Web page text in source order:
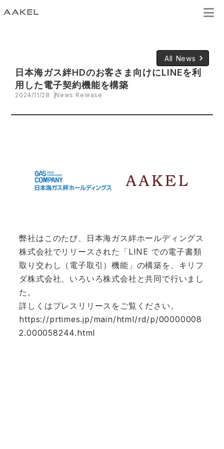
All News keyboard_arrow_right
日本海ガス絆HDのお客さま向けにLINEを利
用した電子契約機能を構築
2024/11/28 News Release
弊社はこのたび、日本海ガス絆ホールディングス
株式会社でリリースされた「LINE での電子書類
取り交わし（電子取引）機能」の構築を、キリフ
ダ株式会社、いろいろ株式会社と共同で行いまし
た。
詳しくはプレスリリースをご覧ください。
https://prtimes.jp/main/html/rd/p/00000008
2.000058244.html